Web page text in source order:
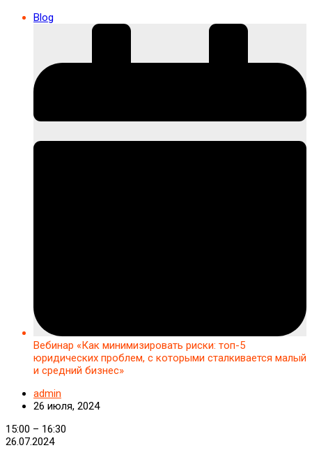
Blog
Вебинар «Как минимизировать риски: топ-5
юридических проблем, с которыми сталкивается малый
и средний бизнес»
admin
26 июля, 2024
Вебинар
«Как
15:00 – 16:30
26.07.2024